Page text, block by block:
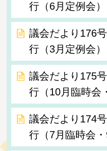
行（6月定例会）
議会だより176
行（3月定例会）
議会だより175
行（10月臨時会
議会だより174
行（7月臨時会・